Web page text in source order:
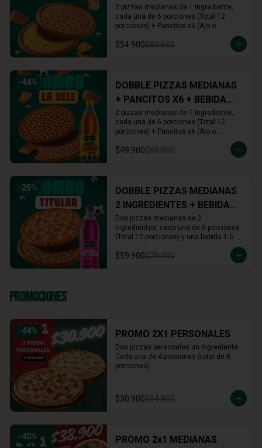
2 pizzas medianas de 1 Ingrediente,
cada una de 6 porciones (Total 12
porciones) + Pancitos x6 (Ajo o
Arequipe)
$54.900$83.600
-44%
DOBBLE PIZZAS MEDIANAS
+ PANCITOS X6 + BEBIDA
1.5L
2 pizzas medianas de 1 Ingrediente,
cada una de 6 porciones (Total 12
porciones) + Pancitos x6 (Ajo o
elección)
$49.900$88.800
-25%
DOBBLE PIZZAS MEDIANAS
2 INGREDIENTES + BEBIDA
1.5L
Dos pizzas medianas de 2
Ingredientes, cada una de 6 porciones
(Total 12 porciones) y una bebida 1.5
$59.900$79.400
Promociones
-44% PROMO 2X1 PERSONALES
Dos pizzas personales un ingrediente.
Cada una de 4 porciones (total de 8
porciones)
$30.900$54.800
-40% PROMO 2x1 MEDIANAS